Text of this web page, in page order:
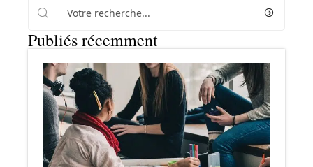
Publiés récemment